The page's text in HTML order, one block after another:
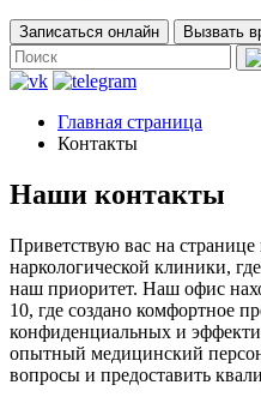
Записаться онлайн Вызвать
Главная страница
Контакты
Наши контакты
Приветствую вас на
наркологической клиники,
наш приоритет. Наш офис
10, где создано комфортное
конфиденциальных и
опытный медицинский
вопросы и предоставить